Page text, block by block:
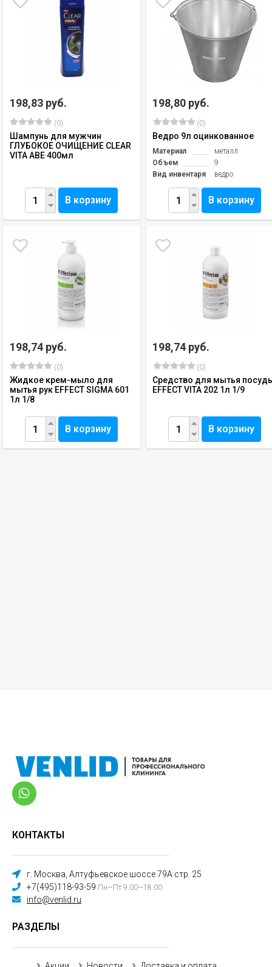
198,83 руб.
(0)
Шампунь для мужчин
ГЛУБОКОЕ ОЧИЩЕНИЕ CLEAR
VITA ABE 400мл
В корзину
198,80 руб.
(0)
Ведро 9л оцинкованное
Материал
металл
Объем
9
Вид инвентаря
ведро
В корзину
198,74 руб.
(0)
Жидкое крем-мыло для
мытья рук EFFECT SIGMA 601
1л 1/8
В корзину
198,74 руб.
(0)
Средство для мытья
EFFECT VITA 202 1л 1/9
В корзину
КОНТАКТЫ
г. Москва, Алтуфьевское шоссе 79А стр. 25
+7(495)118-93-59 Пн—Пт 9:00—18:00
info@venlid.ru
РАЗДЕЛЫ